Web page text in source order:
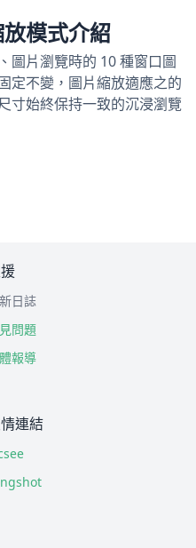
模式介紹
圖片瀏覽時的 10 種窗口圖
定不變，圖片縮放適應之的
寸始終保持一致的沉浸瀏覽
日誌
問題
報導
連結